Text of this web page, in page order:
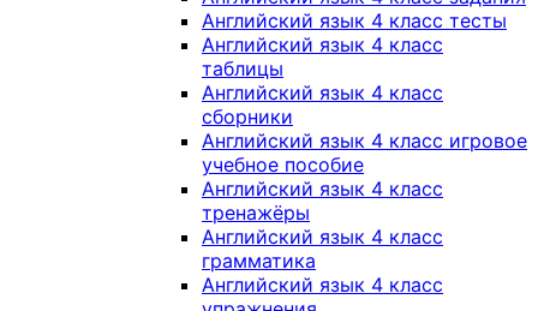
Английский язык 4 класс тесты
Английский язык 4 класс
таблицы
Английский язык 4 класс
сборники
Английский язык 4 класс игровое
учебное пособие
Английский язык 4 класс
тренажёры
Английский язык 4 класс
грамматика
Английский язык 4 класс